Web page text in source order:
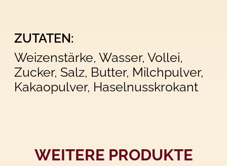
ZUTATEN:
Weizenstärke, Wasser, Vollei,
Zucker, Salz, Butter, Milchpulver,
Kakaopulver, Haselnusskrokant
WEITERE PRODUKTE